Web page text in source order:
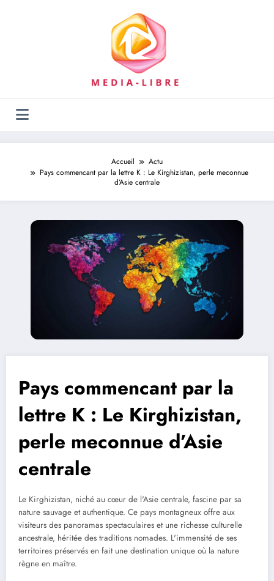
Accueil
Actu
Pays commencant par la lettre K : Le Kirghizistan, perle meconnue
d’Asie centrale
Pays commencant par la
lettre K : Le Kirghizistan,
perle meconnue d’Asie
centrale
Le Kirghizistan, niché au cœur de l'Asie centrale, fascine par sa
nature sauvage et authentique. Ce pays montagneux offre aux
visiteurs des panoramas spectaculaires et une richesse culturelle
ancestrale, héritée des traditions nomades. L'immensité de ses
territoires préservés en fait une destination unique où la nature
règne en maître.